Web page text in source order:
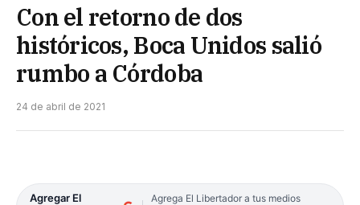
Con el retorno de dos
históricos, Boca Unidos salió
rumbo a Córdoba
24 de abril de 2021
Agregar El
Agrega El Libertador a tus medios